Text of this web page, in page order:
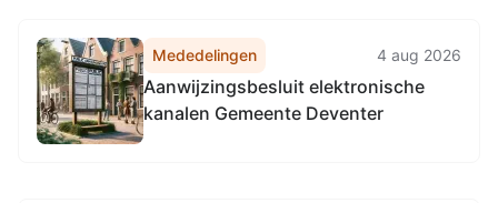
Mededelingen 4 aug 2026
Aanwijzingsbesluit elektronische
kanalen Gemeente Deventer